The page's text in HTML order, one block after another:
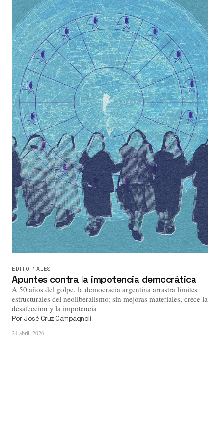
EDITORIALES
Apuntes contra la impotencia democrática
A 50 años del golpe, la democracia argentina arrastra limites
estructurales del neoliberalismo; sin mejoras materiales, crece la
desafeccion y la impotencia
Por José Cruz Campagnoli
24 abril, 2026